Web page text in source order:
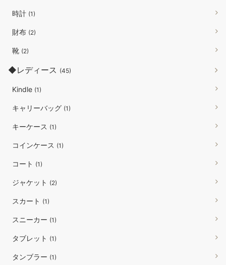
時計 (1)
財布 (2)
靴 (2)
◆レディース (45)
Kindle (1)
キャリーバッグ (1)
キーケース (1)
コインケース (1)
コート (1)
ジャケット (2)
スカート (1)
スニーカー (1)
タブレット (1)
タンブラー (1)